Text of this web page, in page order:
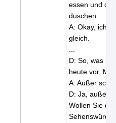
essen und
duschen.
A: Okay, ich
gleich.
D: So, was
heute vor,
A: Außer
D: Ja, außer
Wollen Sie die